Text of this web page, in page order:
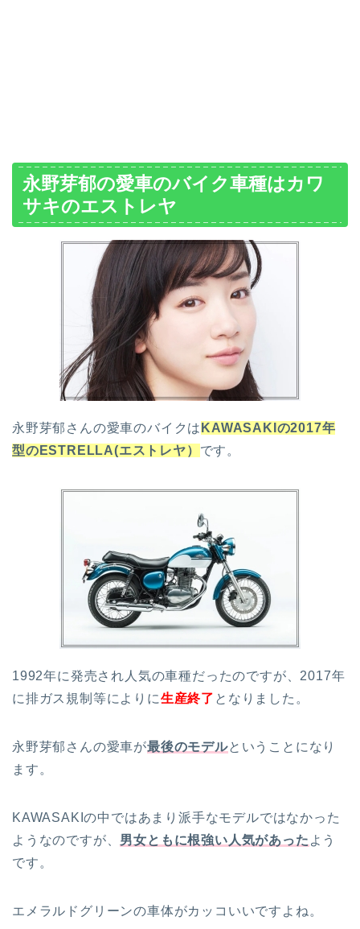
永野芽郁の愛車のバイク車種はカワ
サキのエストレヤ
永野芽郁さんの愛車のバイクは KAWASAKIの2017年
型のESTRELLA(エストレヤ） です。
1992年に発売され人気の車種だったのですが、2017年
に排ガス規制等によりに生産終了 となりました。
永野芽郁さんの愛車が最後のモデルということになり
ます。
KAWASAKIの中ではあまり派手なモデルではなかった
ようなのですが、 男女ともに根強い人気があった よう
です。
エメラルドグリーンの車体がカッコいいですよね。